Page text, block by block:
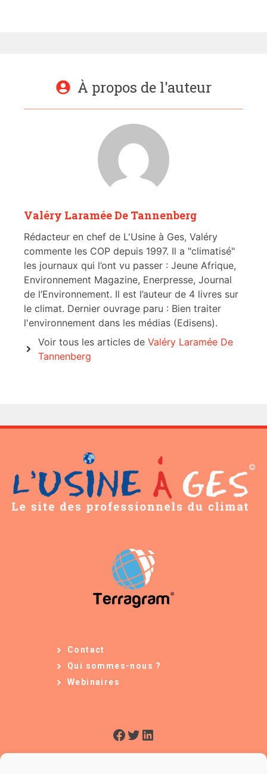
À propos de l'auteur
Valéry Laramée De Tannenberg
Rédacteur en chef de L'Usine à Ges, Valéry
commente les COP depuis 1997. Il a "climatisé"
les journaux qui l’ont vu passer : Jeune Afrique,
Environnement Magazine, Enerpresse, Journal
de l’Environnement. Il est l’auteur de 4 livres sur
le climat. Dernier ouvrage paru : Bien traiter
l'environnement dans les médias (Edisens).
Voir tous les articles de Valéry Laramée De
Tannenberg
Contact
Qui sommes-nous ?
Webinaires
Facebook
Twitter
LinkedIn